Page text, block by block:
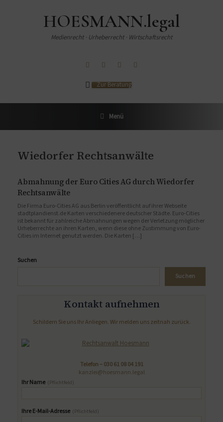
HOESMANN.legal
Medienrecht · Urheberrecht · Wirtschaftsrecht
Zur Beratung
Menü
Wiedorfer Rechtsanwälte
Abmahnung der Euro Cities AG durch Wiedorfer
Rechtsanwälte
Die Firma Euro-Cities AG aus Berlin veröffentlicht auf ihrer Webseite
stadtplandienst.de Karten verschiedenere deutscher Städte. Euro-Cities
ist bekannt für zahlreiche Abmahnungen wegen der Verletzung möglicher
Urheberrechte an ihren Karten, wenn diese ohne Zustimmung von Euro-
Cities im Internet genutzt werden. Die Karten […]
Suchen
Suchen
Kontakt aufnehmen
Schildern Sie uns Ihr Anliegen. Wir melden uns zeitnah zurück.
Telefon –030 61 08 04 191
kanzlei@hoesmann.legal
Ihr Name (Pflichtfeld)
Ihre E-Mail-Adresse (Pflichtfeld)